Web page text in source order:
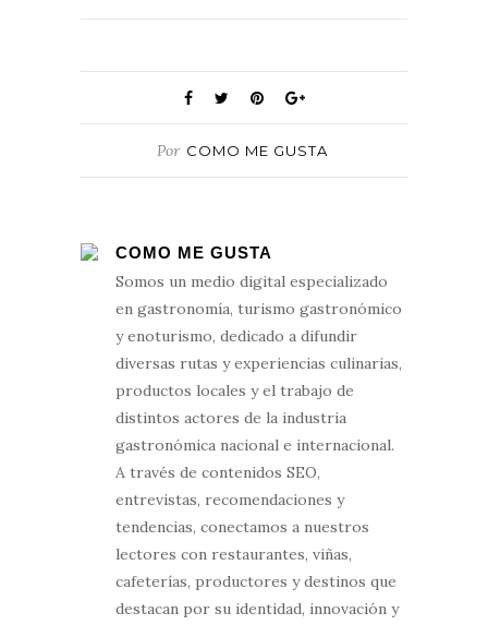
Por COMO ME GUSTA
COMO ME GUSTA
Somos un medio digital especializado
en gastronomía, turismo gastronómico
y enoturismo, dedicado a difundir
diversas rutas y experiencias culinarias,
productos locales y el trabajo de
distintos actores de la industria
gastronómica nacional e internacional.
A través de contenidos SEO,
entrevistas, recomendaciones y
tendencias, conectamos a nuestros
lectores con restaurantes, viñas,
cafeterías, productores y destinos que
destacan por su identidad, innovación y